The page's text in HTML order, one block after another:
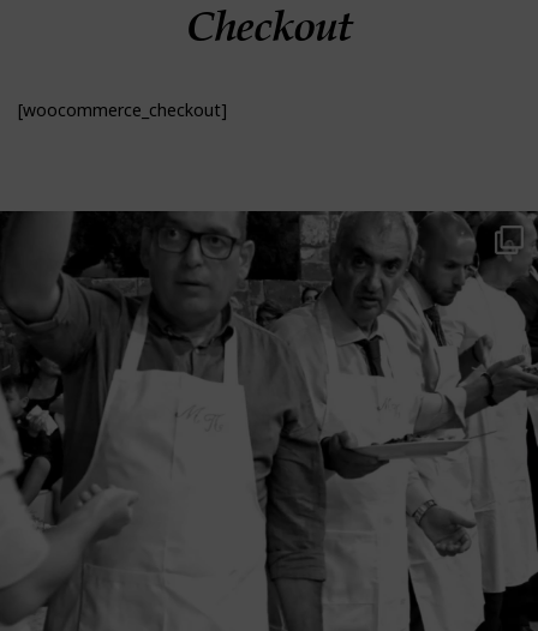
Checkout
[woocommerce_checkout]